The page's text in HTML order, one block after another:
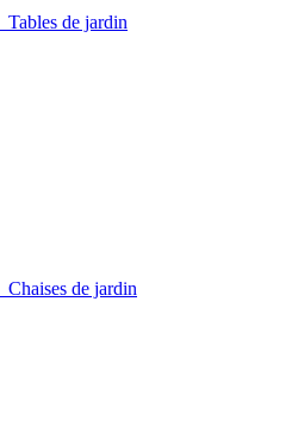
Tables de jardin
Chaises de jardin